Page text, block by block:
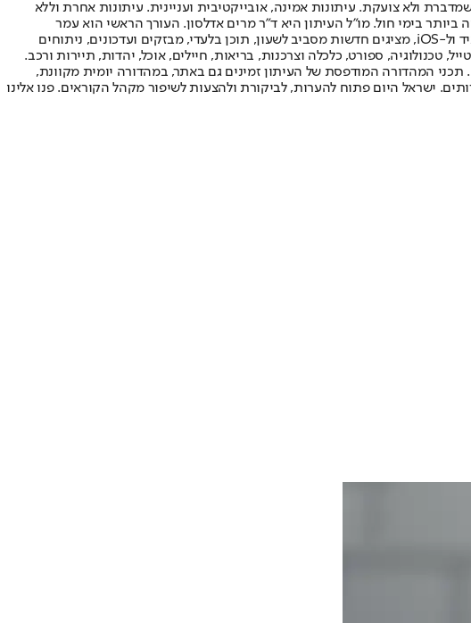
ולא צועקת. עיתונות אמינה, אובייקטיבית ועניינית. עיתונות אחרת וללא
הישראלי בעל שיעור החשיפה הגבוה ביותר בימי חול. מו"ל העיתון היא ד"ר מרים אדלסון. העורך הראשי הוא עמר
לחמנוביץ, והעורך המייסד הוא עמוס רגב. אתרי האינטרנט של "ישראל היום" בעברית ובאנגלית, כמו כן היישומונים (אפליקציות) לאנדרואיד ול-iOS, מציגים חדשות מסביב לשעון, תוכן בלעדי, מבזקים ועדכונים, ניתוחים
טכנולוגיה, ספורט, כלכלה וצרכנות, בריאות, חיילים, אוכל, יהדות, תיירות ורכב.
תכני המהדורה המודפסת של העיתון זמינים גם באתר, במהדורה יומית מקוונת,
ישראל היום פתוח להערות, לביקורת ולהצעות לשיפור מקהל הקוראים. פנו אלינו